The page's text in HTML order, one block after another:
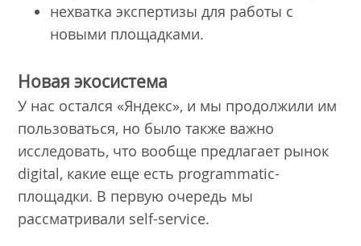
нехватка экспертизы для работы с
новыми площадками.
Новая экосистема
У нас остался «Яндекс», и мы продолжили им
пользоваться, но было также важно
исследовать, что вообще предлагает рынок
digital, какие еще есть programmatic-
площадки. В первую очередь мы
рассматривали self-service.